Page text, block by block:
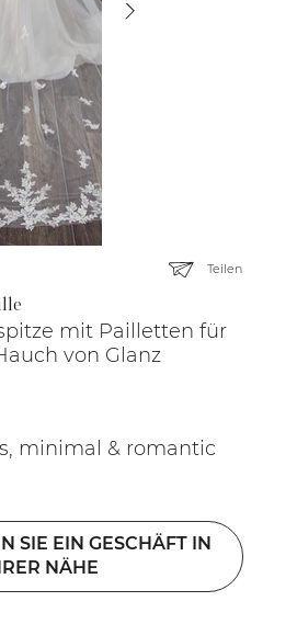
mit Pailletten für
von Glanz
minimal & romantic
SIE EIN GESCHÄFT IN
NÄHE
Teilen